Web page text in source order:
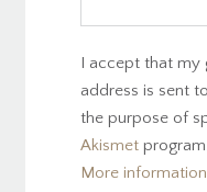
I accept that my
address is sent
the purpose of
Akismet
More